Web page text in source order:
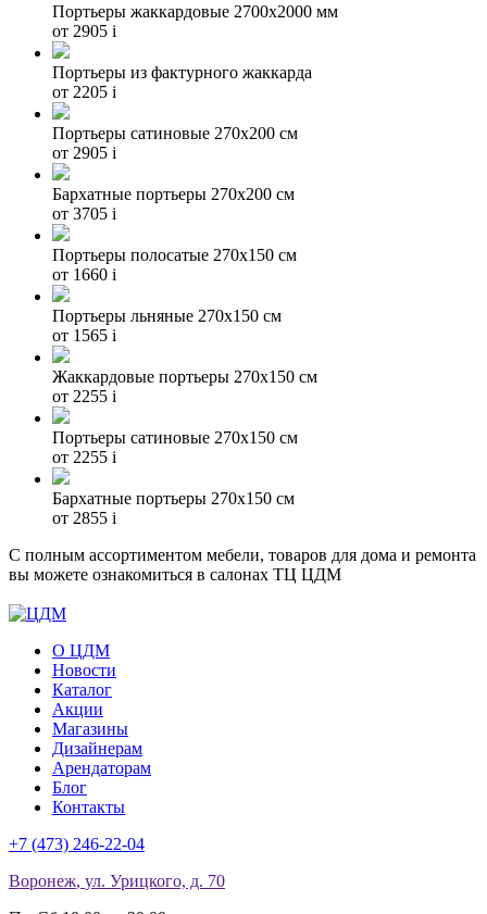
Портьеры жаккардовые 2700х2000 мм
от 2905 i
Портьеры из фактурного жаккарда
от 2205 i
Портьеры сатиновые 270х200 см
от 2905 i
Бархатные портьеры 270х200 см
от 3705 i
Портьеры полосатые 270х150 см
от 1660 i
Портьеры льняные 270х150 см
от 1565 i
Жаккардовые портьеры 270х150 см
от 2255 i
Портьеры сатиновые 270х150 см
от 2255 i
Бархатные портьеры 270х150 см
от 2855 i
С полным ассортиментом мебели, товаров для дома и ремонта
вы можете ознакомиться в салонах ТЦ ЦДМ
О ЦДМ
Новости
Каталог
Акции
Магазины
Дизайнерам
Арендаторам
Блог
Контакты
+7 (473) 246-22-04
Воронеж, ул. Урицкого, д. 70